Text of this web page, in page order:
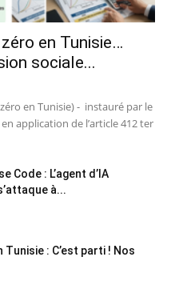
en Tunisie…
sociale...
en Tunisie) - instauré par le
application de l’article 412 ter
Code : L’agent d’IA
à...
Tunisie : C’est parti ! Nos